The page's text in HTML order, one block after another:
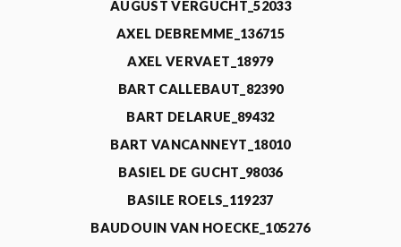
AUGUST VERGUCHT_52033
AXEL DEBREMME_136715
AXEL VERVAET_18979
BART CALLEBAUT_82390
BART DELARUE_89432
BART VANCANNEYT_18010
BASIEL DE GUCHT_98036
BASILE ROELS_119237
BAUDOUIN VAN HOECKE_105276